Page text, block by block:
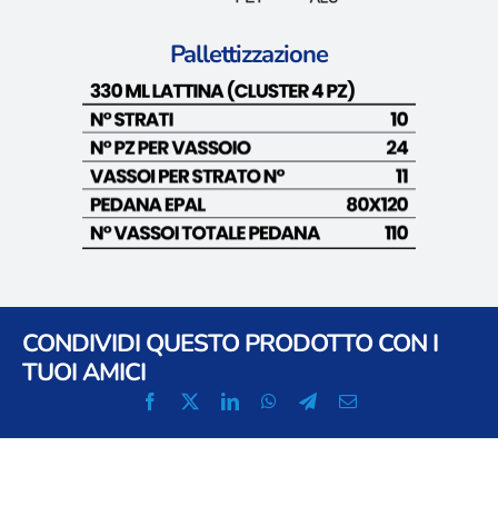
Pallettizzazione
CONDIVIDI QUESTO PRODOTTO CON I
TUOI AMICI